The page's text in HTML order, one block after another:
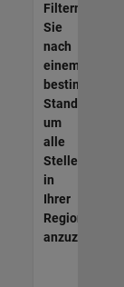
Filtern
Sie
nach
einem
bestimmten
Standort,
um
alle
in
Ihrer
Region
anzuzeigen.